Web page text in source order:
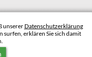
unserer Datenschutzerklärung
surfen, erklären Sie sich damit